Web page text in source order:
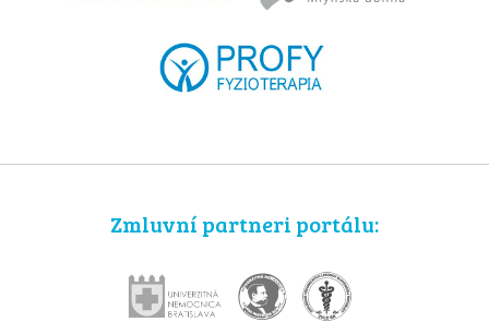
Zmluvní partneri portálu: